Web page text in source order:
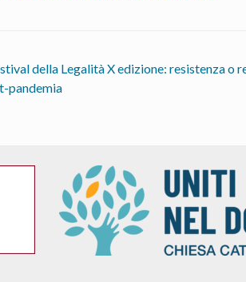
della Legalità X edizione: resistenza o
pandemia